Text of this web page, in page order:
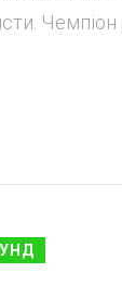
Чемпіон